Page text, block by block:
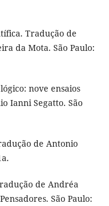
Tradução de
da Mota. São Paulo:
nove ensaios
Ianni Segatto. São
de Antonio
de Andréa
São Paulo: